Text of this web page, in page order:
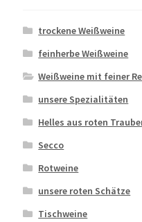
trockene Weißweine
feinherbe Weißweine
Weißweine mit feiner
unsere Spezialitäten
Helles aus roten
Secco
Rotweine
unsere roten Schätze
Tischweine